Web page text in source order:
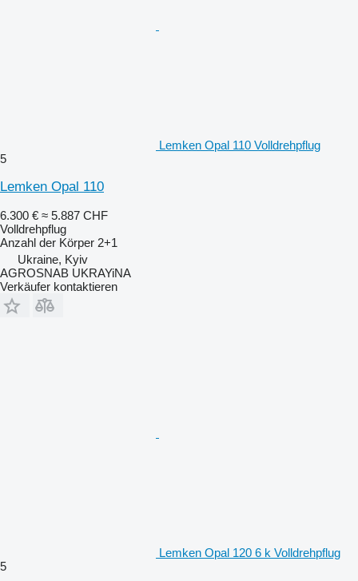
Lemken Opal 110 Volldrehpflug
5
Lemken Opal 110
6.300 € ≈ 5.887 CHF
Volldrehpflug
Anzahl der Körper 2+1
Ukraine, Kyiv
AGROSNAB UKRAYiNA
Verkäufer kontaktieren
Lemken Opal 120 6 k Volldrehpflug
5